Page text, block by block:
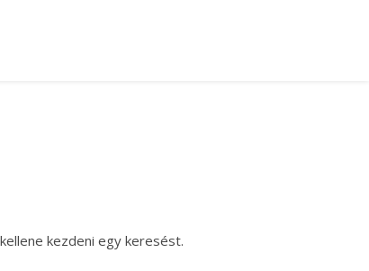
kezdeni egy keresést.